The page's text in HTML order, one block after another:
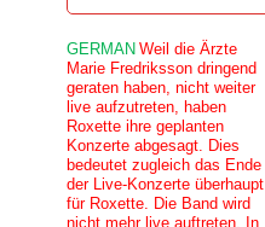
GERMAN Weil die Ärzte
Marie Fredriksson dringend
geraten haben, nicht weiter
live aufzutreten, haben
Roxette ihre geplanten
Konzerte abgesagt. Dies
bedeutet zugleich das Ende
der Live-Konzerte überhaupt
für Roxette. Die Band wird
nicht mehr live auftreten. In